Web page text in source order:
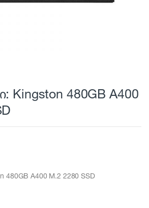
Kingston 480GB A400
480GB A400 M.2 2280 SSD